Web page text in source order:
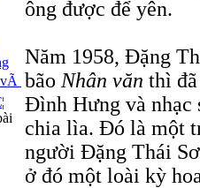
ông được để yên.
Năm 1958, Đặng
bão Nhân văn thì
Đình Hưng và nhạc
chia lìa. Đó là một
người Đặng Thái
ở đó một loài kỳ